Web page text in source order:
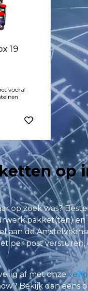
19
vooral
op
op zoek was?
pakket(ten) en
de
per post versturen,
af met onze
Bekijk dan eens